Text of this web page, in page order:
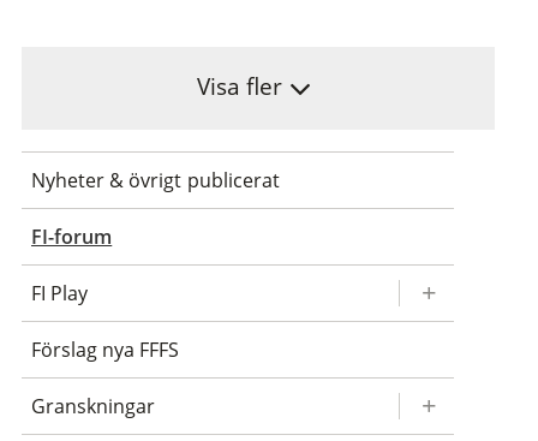
Visa fler
Nyheter & övrigt publicerat
FI-forum
FI Play
Förslag nya FFFS
Granskningar